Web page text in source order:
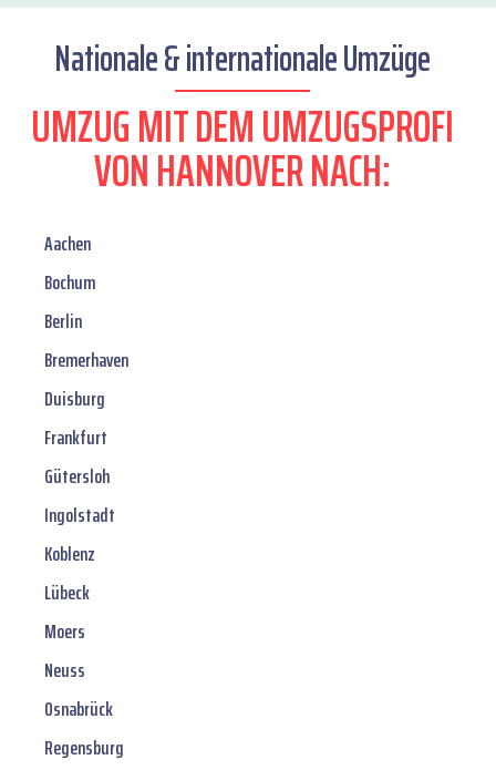
Nationale & internationale Umzüge
UMZUG MIT DEM UMZUGSPROFI
VON HANNOVER NACH:
Aachen
Bochum
Berlin
Bremerhaven
Duisburg
Frankfurt
Gütersloh
Ingolstadt
Koblenz
Lübeck
Moers
Neuss
Osnabrück
Regensburg